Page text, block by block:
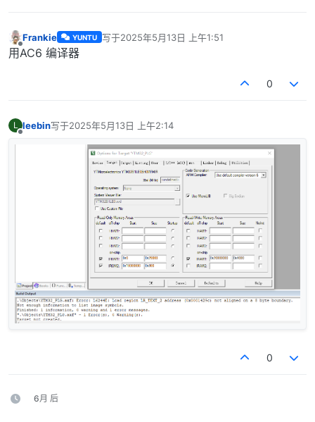
离线
Frankie YUNTU 写于2025年5月13日 上午1:51
最后由 编辑
用AC6 编译器
0
L leebin写于2025年5月13日 上午2:14
最后由 编辑
0
6月 后